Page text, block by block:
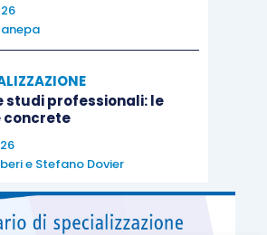
studi professionali: le
concrete
e Stefano Dovier